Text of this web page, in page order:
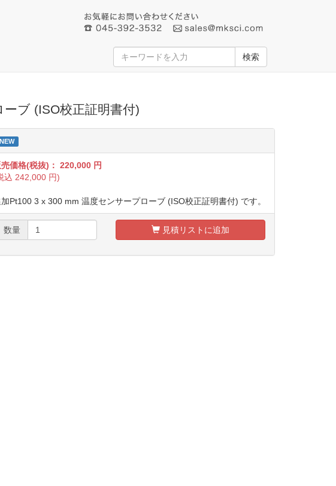
検索
ブ (ISO校正証明書付)
NEW
売価格(税抜)：220,000 円
込 242,000 円)
Pt100 3 x 300 mm 温度センサープローブ (ISO校正証明書付) です。
数量 見積リストに追加